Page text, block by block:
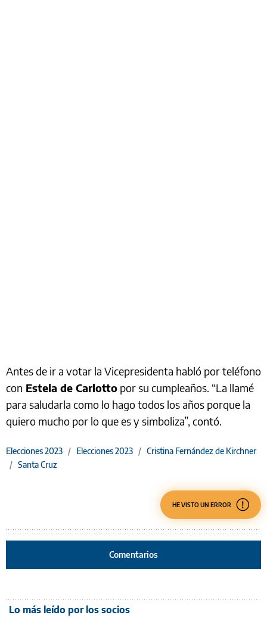
Antes de ir a votar la Vicepresidenta habló por teléfono
con Estela de Carlotto por su cumpleaños. “La llamé
para saludarla como lo hago todos los años porque la
quiero mucho por lo que es y simboliza”, contó.
Elecciones 2023 / Elecciones 2023 / Cristina Fernández de Kirchner
/ Santa Cruz
HE VISTO UN ERROR
Comentarios
Lo más leído por los socios